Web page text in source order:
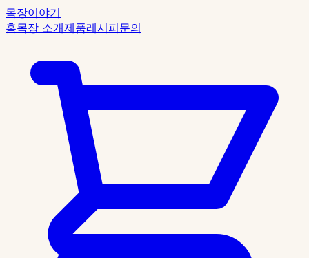
목장이야기
홈목장 소개제품레시피문의